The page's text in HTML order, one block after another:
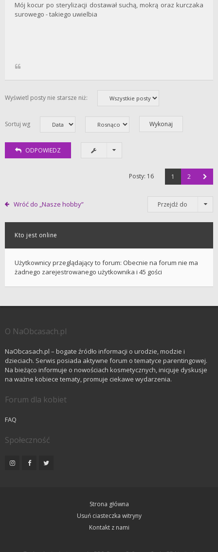
Mój kocur po sterylizacji dostawał suchą, mokrą oraz kurczaka
surowego - takiego uwielbia
Wyświetl posty nie starsze niż:
Sortuj wg
ODPOWIEDZ
Posty: 16 1 2
Wróć do „Nasze hobby” Przejdź do
Kto jest online
Użytkownicy przeglądający to forum: Obecnie na forum nie ma
żadnego zarejestrowanego użytkownika i 45 gości
O NaObcasach.pl
NaObcasach.pl – bogate źródło informacji o urodzie, modzie i
dzieciach. Serwis posiada aktywne forum o tematyce parentingowej.
Na bieżąco informuje o nowościach kosmetycznych, inicjuje dyskusje
na ważne kobiece tematy, promuje ciekawe wydarzenia.
Forum dla kobiet
FAQ
Społeczność
Strona główna
Usuń ciasteczka witryny
Kontakt z nami